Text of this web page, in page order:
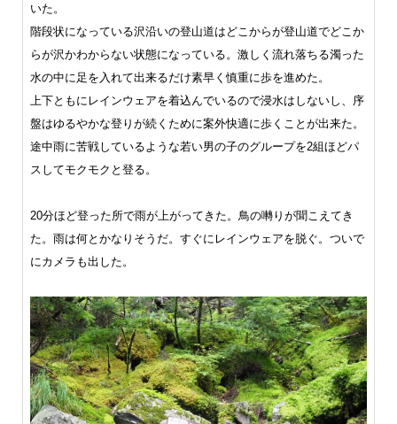
いた。
階段状になっている沢沿いの登山道はどこからが登山道でどこか
らが沢かわからない状態になっている。激しく流れ落ちる濁った
水の中に足を入れて出来るだけ素早く慎重に歩を進めた。
上下ともにレインウェアを着込んでいるので浸水はしないし、序
盤はゆるやかな登りが続くために案外快適に歩くことが出来た。
途中雨に苦戦しているような若い男の子のグループを2組ほどパ
スしてモクモクと登る。
20分ほど登った所で雨が上がってきた。鳥の囀りが聞こえてき
た。雨は何とかなりそうだ。すぐにレインウェアを脱ぐ。ついで
にカメラも出した。